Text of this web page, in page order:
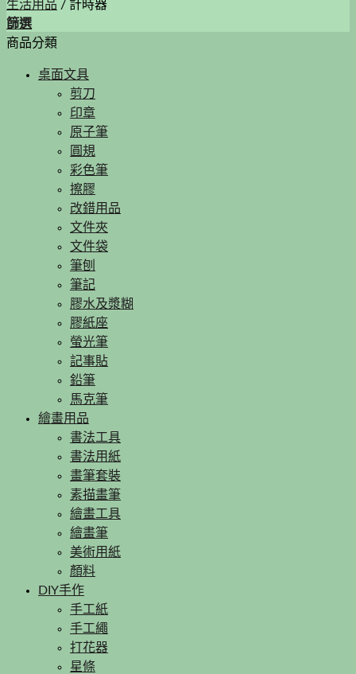
生活用品 / 計時器
篩選
商品分類
桌面文具
剪刀
印章
原子筆
圓規
彩色筆
擦膠
改錯用品
文件夾
文件袋
筆刨
筆記
膠水及漿糊
膠紙座
螢光筆
記事貼
鉛筆
馬克筆
繪畫用品
書法工具
書法用紙
畫筆套裝
素描畫筆
繪畫工具
繪畫筆
美術用紙
顏料
DIY手作
手工紙
手工繩
打花器
星條